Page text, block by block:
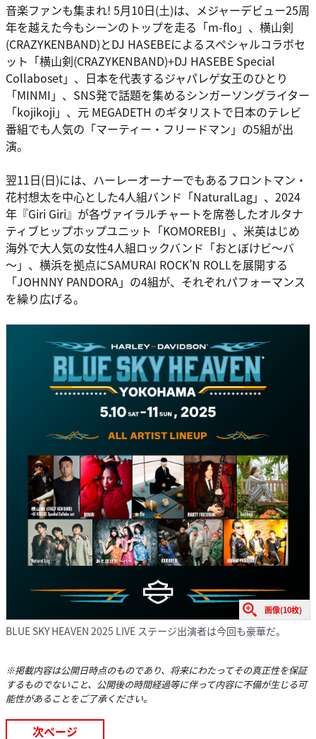
音楽ファンも集まれ! 5月10日(土)は、メジャーデビュー25周
年を越えた今もシーンのトップを走る「m-flo」、横山剣
(CRAZYKENBAND)とDJ HASEBEによるスペシャルコラボセ
ット「横山剣(CRAZYKENBAND)+DJ HASEBE Special
Collaboset」、日本を代表するジャパレゲ女王のひとり
「MINMI」、SNS発で話題を集めるシンガーソングライター
「kojikoji」、元 MEGADETH のギタリストで日本のテレビ
番組でも人気の「マーティー・フリードマン」の5組が出
演。
翌11日(日)には、ハーレーオーナーでもあるフロントマン・
花村想太を中心とした4人組バンド「NaturalLag」、2024
年『Giri Giri』が各ヴァイラルチャートを席巻したオルタナ
ティブヒップホップユニット「KOMOREBI」、米英はじめ
海外で大人気の女性4人組ロックバンド「おとぼけビ～バ
～」、横浜を拠点にSAMURAI ROCK’N ROLLを展開する
「JOHNNY PANDORA」の4組が、それぞれパフォーマンス
を繰り広げる。
画像(10枚)
BLUE SKY HEAVEN 2025 LIVE ステージ出演者は今回も豪華だ。
※掲載内容は公開日時点のものであり、将来にわたってその真正性を保証
するものでないこと、公開後の時間経過等に伴って内容に不備が生じる可
能性があることをご了承ください。
次ページ